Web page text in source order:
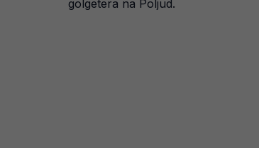
golgetera na Poljud.